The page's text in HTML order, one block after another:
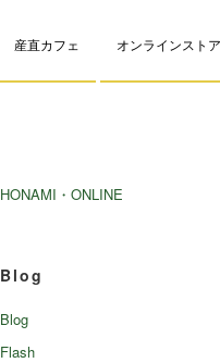
産直カフェ オンラインストア
HONAMI・ONLINE
Blog
Blog
Flash